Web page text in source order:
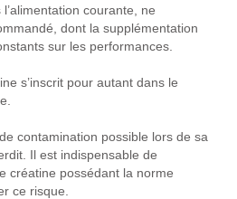
courante, ne
dont la supplémentation
sur les performances.
s’inscrit pour autant dans le
contamination possible lors de sa
Il est indispensable de
créatine possédant la norme
ce risque.